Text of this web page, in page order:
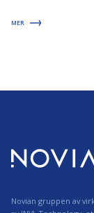
MER
Novian gruppen av